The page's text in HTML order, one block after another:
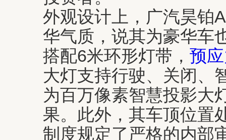
外观设计上，广汽昊铂
华气质，说其为豪华车
搭配6米环形灯带， 预
大灯支持行驶、关闭、
为百万像素智慧投影大
果。此外，其车顶位置
制度规定了严格的内部